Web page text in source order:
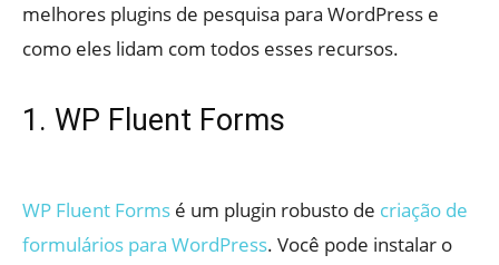
melhores plugins de pesquisa para WordPress e
como eles lidam com todos esses recursos.
1. WP Fluent Forms
WP Fluent Forms é um plugin robusto de criação de
formulários para WordPress. Você pode instalar o